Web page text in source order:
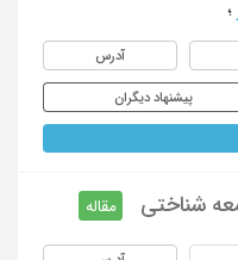
؛
آدرس
پیشنهاد دیگران
مقاله